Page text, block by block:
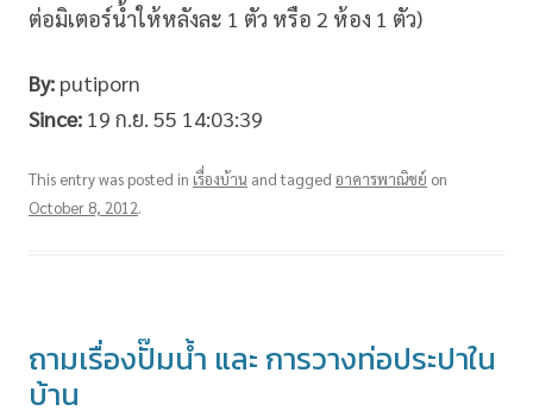
ต่อมิเตอร์น้ำให้หลังละ 1 ตัว หรือ 2 ห้อง 1 ตัว)
By: putiporn
Since: 19 ก.ย. 55 14:03:39
This entry was posted in เรื่องบ้าน and tagged อาคารพาณิชย์ on
October 8, 2012.
ถามเรื่องปั๊มน้ำ และ การวางท่อประปาใน
บ้าน